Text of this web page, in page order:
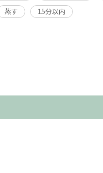
蒸す 15分以内